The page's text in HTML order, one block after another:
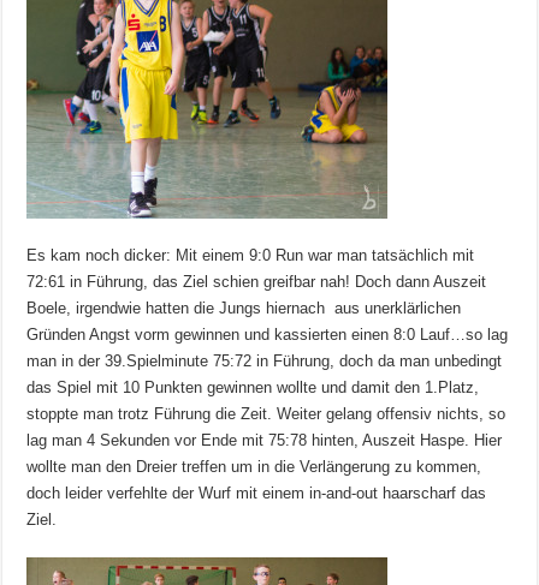
Es kam noch dicker: Mit einem 9:0 Run war man tatsächlich mit
72:61 in Führung, das Ziel schien greifbar nah! Doch dann Auszeit
Boele, irgendwie hatten die Jungs hiernach aus unerklärlichen
Gründen Angst vorm gewinnen und kassierten einen 8:0 Lauf…so lag
man in der 39.Spielminute 75:72 in Führung, doch da man unbedingt
das Spiel mit 10 Punkten gewinnen wollte und damit den 1.Platz,
stoppte man trotz Führung die Zeit. Weiter gelang offensiv nichts, so
lag man 4 Sekunden vor Ende mit 75:78 hinten, Auszeit Haspe. Hier
wollte man den Dreier treffen um in die Verlängerung zu kommen,
doch leider verfehlte der Wurf mit einem in-and-out haarscharf das
Ziel.